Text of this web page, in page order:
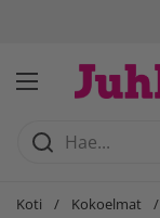
Avaa valikko
Koti / Kokoelmat /